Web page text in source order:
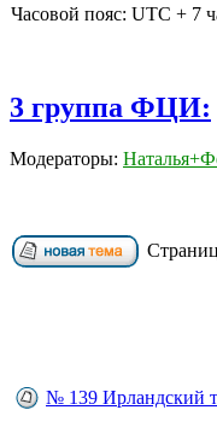
Часовой пояс: UTC + 7
3 группа ФЦИ:
Модераторы:
№ 139 Ирландский